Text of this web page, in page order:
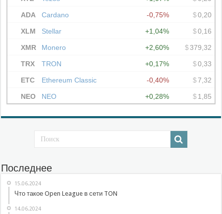
Последнее
15.06.2024
Что такое Open League в сети TON
14.06.2024